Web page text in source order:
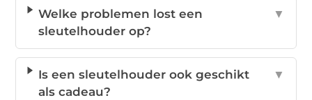
Welke problemen lost een
sleutelhouder op?
▼
Is een sleutelhouder ook geschikt
als cadeau?
▼